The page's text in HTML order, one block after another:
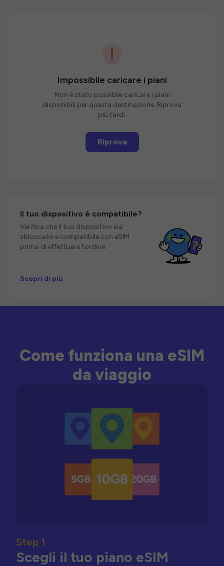
Impossibile caricare i piani
Non è stato possibile caricare i piani
disponibili per questa destinazione. Riprova
più tardi.
Riprova
Il tuo dispositivo è compatibile?
Verifica che il tuo dispositivo sia
sbloccato e compatibile con eSIM
prima di effettuare l'ordine.
Scopri di più
Come funziona una eSIM
da viaggio
Step 1
Scegli il tuo piano eSIM